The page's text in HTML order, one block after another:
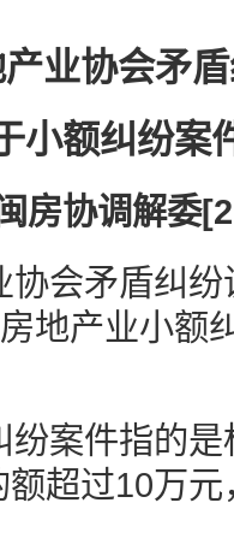
业协会矛
小额纠纷案
房协调解委
协会矛盾纠
地产业小额
纷案件指的
超过10万